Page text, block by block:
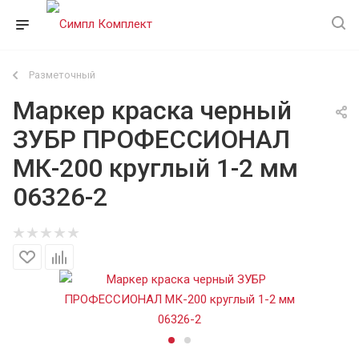
Разметочный
Маркер краска черный
ЗУБР ПРОФЕССИОНАЛ
МК-200 круглый 1-2 мм
06326-2